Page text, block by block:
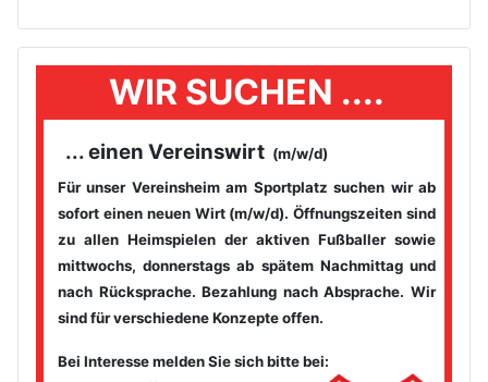
WIR SUCHEN ....
... einen Vereinswirt (m/w/d)
Für unser Vereinsheim am Sportplatz suchen wir ab
sofort einen neuen Wirt (m/w/d). Öffnungszeiten sind
zu allen Heimspielen der aktiven Fußballer sowie
mittwochs, donnerstags ab spätem Nachmittag und
nach Rücksprache. Bezahlung nach Absprache. Wir
sind für verschiedene Konzepte offen.
Bei Interesse melden Sie sich bitte bei: